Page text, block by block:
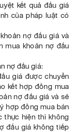
kết quả đấu giá
của pháp luật có
nợ đấu giá và
mua khoản nợ đấu
nợ đấu giá:
giá được chuyển
kết hợp đồng mua
nợ đấu giá và sẽ
hợp đồng mua bán
thực hiện thì không
đấu giá không tiếp